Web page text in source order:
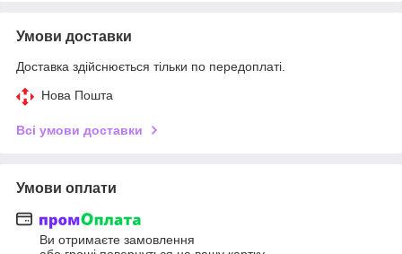
Умови доставки
Доставка здійснюється тільки по передоплаті.
Нова Пошта
Всі умови доставки
Умови оплати
Ви отримаєте замовлення